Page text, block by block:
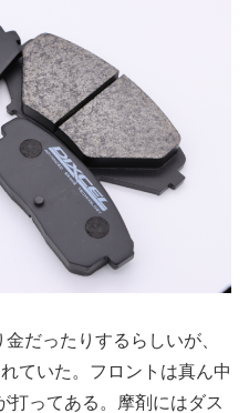
だったりするらしいが、
ていた。フロントは真ん中
打ってある。摩剤にはダス